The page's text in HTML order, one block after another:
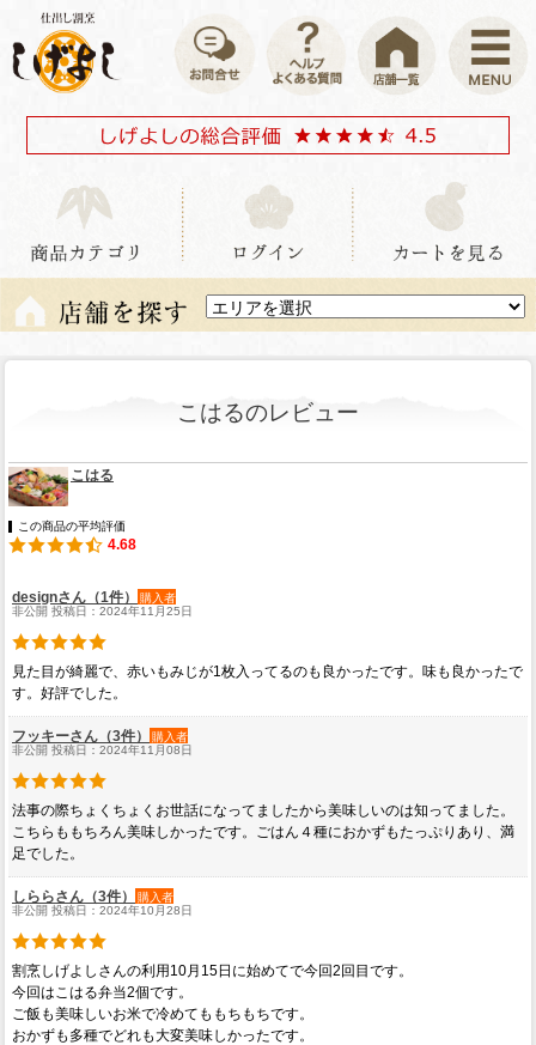
こはるのレビュー
こはる
この商品の平均評価
4.68
designさん（1件）
購入者
非公開 投稿日：2024年11月25日
見た目が綺麗で、赤いもみじが1枚入ってるのも良かったです。味も良かったで
す。好評でした。
フッキーさん（3件）
購入者
非公開 投稿日：2024年11月08日
法事の際ちょくちょくお世話になってましたから美味しいのは知ってました。
こちらももちろん美味しかったです。ごはん４種におかずもたっぷりあり、満
足でした。
しららさん（3件）
購入者
非公開 投稿日：2024年10月28日
割烹しげよしさんの利用10月15日に始めてで今回2回目です。
今回はこはる弁当2個です。
ご飯も美味しいお米で冷めてももちもちです。
おかずも多種でどれも大変美味しかったです。